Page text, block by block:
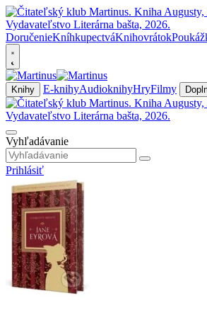
DoručenieKníhkupectváKnihovrátok
Knihy E-knihyAudioknihyHryFilmy
Vyhľadávanie
Prihlásiť